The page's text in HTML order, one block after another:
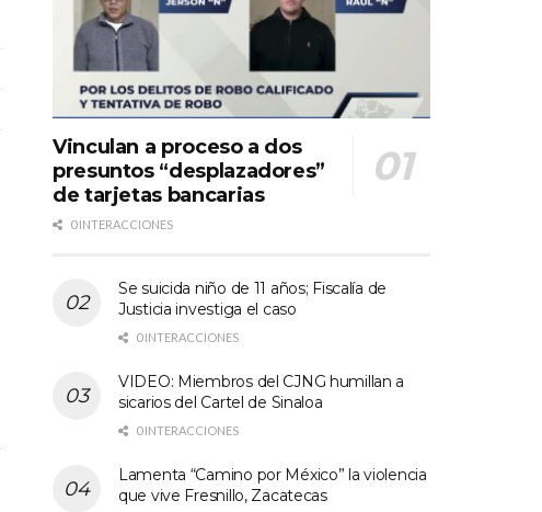
Vinculan a proceso a dos
presuntos “desplazadores”
de tarjetas bancarias
0 INTERACCIONES
Se suicida niño de 11 años; Fiscalía de
Justicia investiga el caso
0 INTERACCIONES
VIDEO: Miembros del CJNG humillan a
sicarios del Cartel de Sinaloa
0 INTERACCIONES
Lamenta “Camino por México” la violencia
que vive Fresnillo, Zacatecas